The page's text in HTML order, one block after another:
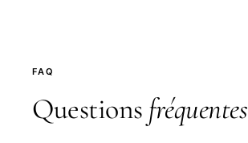
FAQ
Questions fréquentes